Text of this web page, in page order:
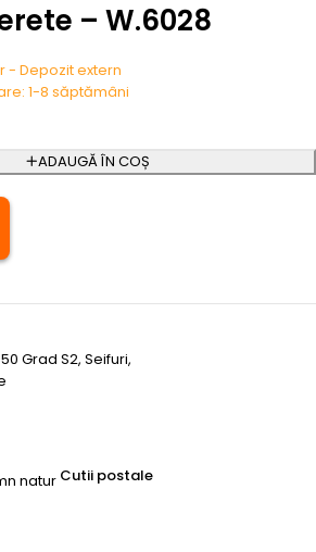
natur Cutii postale
– W.6028
- Depozit extern
1-8 săptămâni
ADAUGĂ ÎN COȘ
Grad S2, Seifuri,